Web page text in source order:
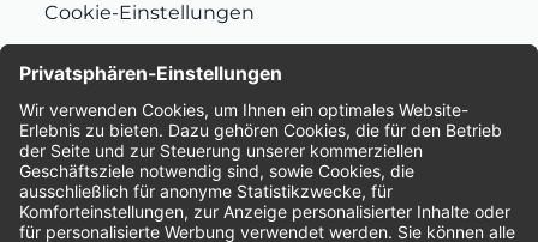
Cookie-Einstellungen
Bewertungen